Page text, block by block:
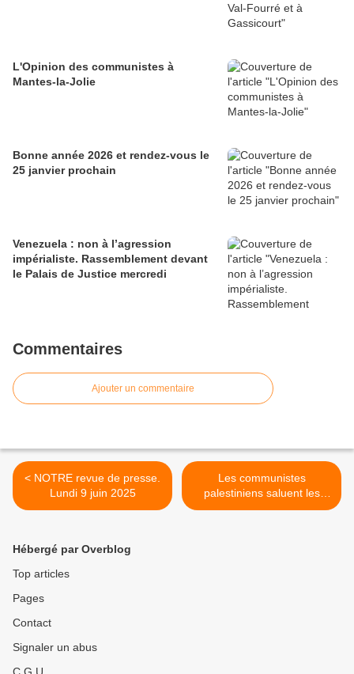
L'Opinion des communistes à
Mantes-la-Jolie
Bonne année 2026 et rendez-vous le
25 janvier prochain
Venezuela : non à l’agression
impérialiste. Rassemblement devant
le Palais de Justice mercredi
Commentaires
Ajouter un commentaire
< NOTRE revue de presse.
Lundi 9 juin 2025
Les communistes
palestiniens saluent les
héros du Madleen >
Hébergé par Overblog
Top articles
Pages
Contact
Signaler un abus